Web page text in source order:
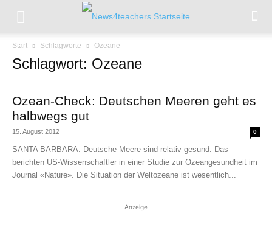
Start Schlagworte Ozeane
Schlagwort: Ozeane
Ozean-Check: Deutschen Meeren geht es
halbwegs gut
15. August 2012 0
SANTA BARBARA. Deutsche Meere sind relativ gesund. Das
berichten US-Wissenschaftler in einer Studie zur Ozeangesundheit im
Journal «Nature». Die Situation der Weltozeane ist wesentlich...
Anzeige